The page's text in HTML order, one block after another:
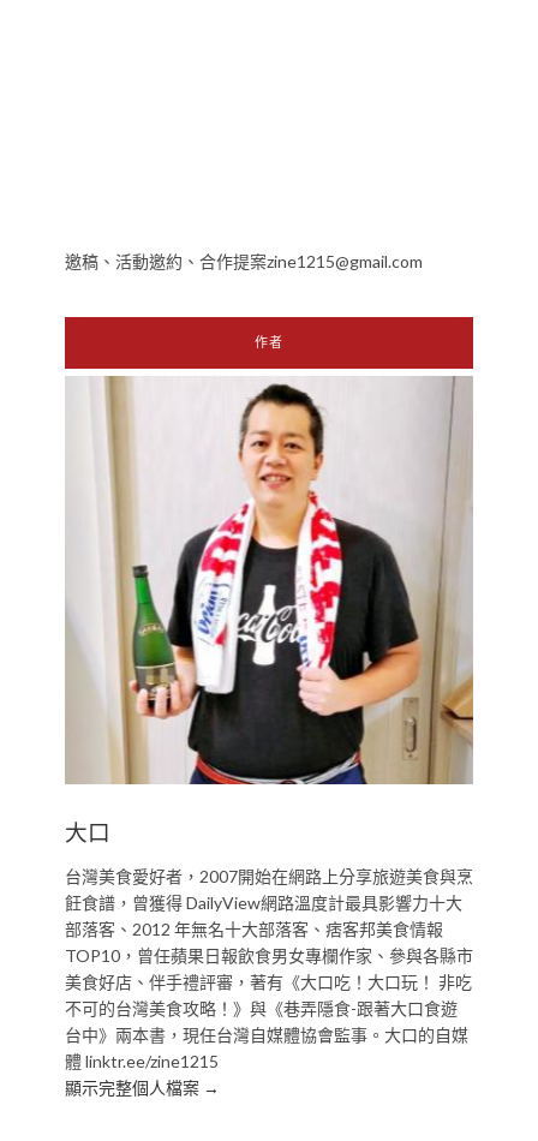
邀稿、活動邀約、合作提案zine1215@gmail.com
作者
大口
台灣美食愛好者，2007開始在網路上分享旅遊美食與烹
飪食譜，曾獲得 DailyView網路溫度計最具影響力十大
部落客、2012 年無名十大部落客、痞客邦美食情報
TOP10，曾任蘋果日報飲食男女專欄作家、參與各縣市
美食好店、伴手禮評審，著有《大口吃！大口玩！ 非吃
不可的台灣美食攻略！》與《巷弄隱食-跟著大口食遊
台中》兩本書，現任台灣自媒體協會監事。大口的自媒
體 linktr.ee/zine1215
顯示完整個人檔案 →